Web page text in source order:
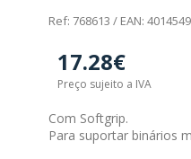
Ref: 768613 / EAN:
17.28€
Preço sujeito a IVA
Com Softgrip.
Para suportar binários